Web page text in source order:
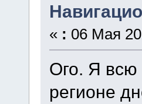
« : 06 Мая
Ого. Я всю
регионе